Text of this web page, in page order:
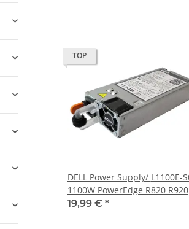
TOP
DELL Power Supply/ L1100E-S0
1100W PowerEdge R820 R920
0HT6GX 0GYH9V 0NTCWP
19,99 € *